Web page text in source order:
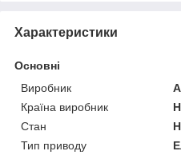
Характеристики
Основні
Виробник
Країна виробник
Стан
Тип приводу